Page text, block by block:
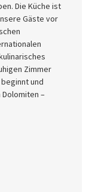
Die Küche ist
Gäste vor
Zimmer
und
Dolomiten –